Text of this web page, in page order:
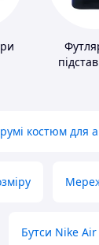
костюм для
Бутси Nike